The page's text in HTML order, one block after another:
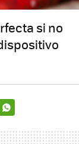
si no